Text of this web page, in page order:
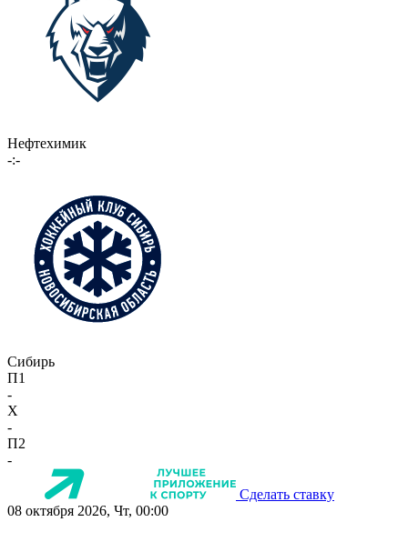
Нефтехимик
-:-
Сибирь
П1
-
X
-
П2
-
Сделать ставку
08 октября 2026, Чт, 00:00